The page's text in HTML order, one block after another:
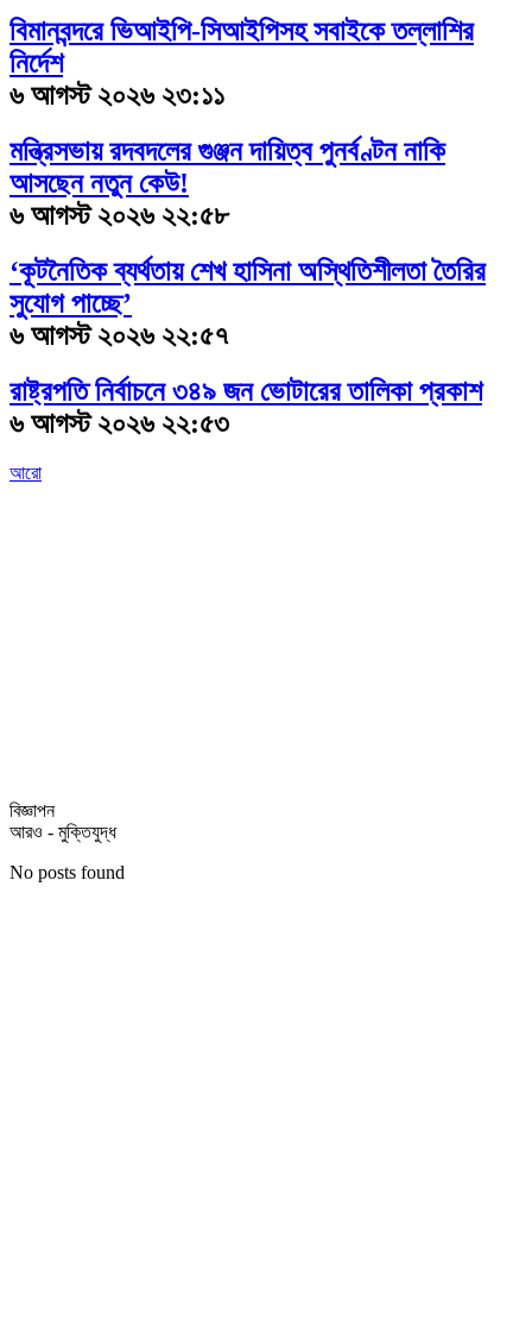
বিমানবন্দরে ভিআইপি-সিআইপিসহ সবাইকে তল্লাশির
নির্দেশ
৬ আগস্ট ২০২৬ ২৩:১১
মন্ত্রিসভায় রদবদলের গুঞ্জনদায়িত্ব পুনর্বণ্টন নাকি
আসছেন নতুন কেউ!
৬ আগস্ট ২০২৬ ২২:৫৮
‘কূটনৈতিক ব্যর্থতায় শেখ হাসিনা অস্থিতিশীলতা তৈরির
সুযোগ পাচ্ছে’
৬ আগস্ট ২০২৬ ২২:৫৭
রাষ্ট্রপতি নির্বাচনে ৩৪৯ জন ভোটারের তালিকা প্রকাশ
৬ আগস্ট ২০২৬ ২২:৫৩
আরো
বিজ্ঞাপন
আরও - মুক্তিযুদ্ধ
No posts found